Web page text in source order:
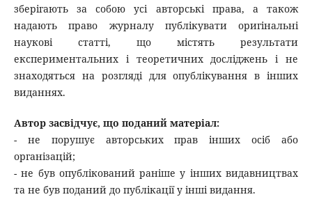
зберігають за собою усі авторські права, а також
надають право журналу публікувати оригінальні
наукові статті, що містять результати
експериментальних і теоретичних досліджень і не
знаходяться на розгляді для опублікування в інших
виданнях.
Автор засвідчує, що поданий матеріал:
- не порушує авторських прав інших осіб або
організацій;
- не був опублікований раніше у інших видавництвах
та не був поданий до публікації у інші видання.